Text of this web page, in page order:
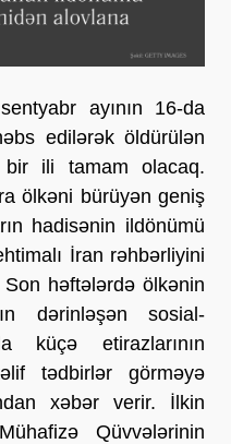
ayının 16-da
edilərək öldürülən
bir ili tamam olacaq.
ölkəni bürüyən geniş
hadisənin ildönümü
İran rəhbərliyini
həftələrdə ölkənin
dərinləşən sosial-
küçə etirazlarının
tədbirlər görməyə
xəbər verir. İlkin
Qüvvələrinin